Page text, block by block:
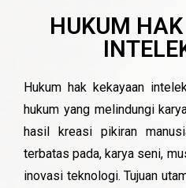
HUKUM
Hukum hak kekayaan
hukum yang melindungi
hasil kreasi pikiran
terbatas pada, karya seni,
inovasi teknologi. Tujuan